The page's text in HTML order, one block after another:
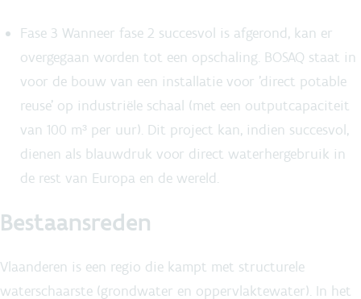
Fase 3 Wanneer fase 2 succesvol is afgerond, kan er
overgegaan worden tot een opschaling. BOSAQ staat in
voor de bouw van een installatie voor 'direct potable
reuse' op industriële schaal (met een outputcapaciteit
van 100 m³ per uur). Dit project kan, indien succesvol,
dienen als blauwdruk voor direct waterhergebruik in
de rest van Europa en de wereld.
Bestaansreden
Vlaanderen is een regio die kampt met structurele
waterschaarste (grondwater en oppervlaktewater). In het